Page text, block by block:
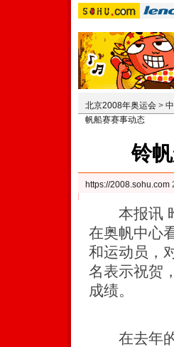
北京2008年奥运会 >
帆船赛赛事动态
铃
https://2008.sohu.com
本报讯 昨
在奥帆中心
和运动员，
名表示祝贺
成绩。
在去年的